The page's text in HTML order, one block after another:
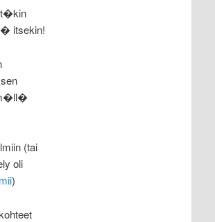
itsekin!
(tai
oli
)